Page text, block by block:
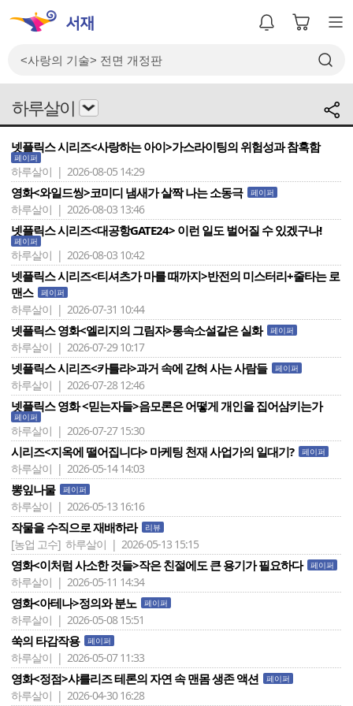
하루살이
넷플릭스 시리즈<사랑하는 아이>가스라이팅의 위험성과 참혹함
페이퍼
하루살이 | 2026-08-05 14:29
영화<와일드씽>코미디 냄새가 살짝 나는 소동극 페이퍼
하루살이 | 2026-08-03 13:46
넷플릭스 시리즈<대공항GATE24> 이런 일도 벌어질 수 있겠구나!
페이퍼
하루살이 | 2026-08-03 10:42
넷플릭스 시리즈<티셔츠가 마를 때까지>반전의 미스터리+줄타는 로
맨스
페이퍼
하루살이 | 2026-07-31 10:44
넷플릭스 영화<엘리지의 그림자>통속소설같은 실화 페이퍼
하루살이 | 2026-07-29 10:17
넷플릭스 시리즈<카틀라>과거 속에 갇혀 사는 사람들 페이퍼
하루살이 | 2026-07-28 12:46
넷플릭스 영화 <믿는자들>음모론은 어떻게 개인을 집어삼키는가
페이퍼
하루살이 | 2026-07-27 15:30
시리즈<지옥에 떨어집니다> 마케팅 천재 사업가의 일대기? 페이퍼
하루살이 | 2026-05-14 14:03
뽕잎나물 페이퍼
하루살이 | 2026-05-13 16:16
작물을 수직으로 재배하라 리뷰
[농업 고수] 하루살이 | 2026-05-13 15:15
영화<이처럼 사소한 것들>작은 친절에도 큰 용기가 필요하다 페이퍼
하루살이 | 2026-05-11 14:34
영화<아테나>정의와 분노 페이퍼
하루살이 | 2026-05-08 15:51
쑥의 타감작용 페이퍼
하루살이 | 2026-05-07 11:33
영화<정점>샤를리즈 테론의 자연 속 맨몸 생존 액션 페이퍼
하루살이 | 2026-04-30 16:28